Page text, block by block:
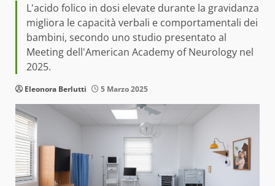
L'acido folico in dosi elevate durante la gravidanza
migliora le capacità verbali e comportamentali dei
bambini, secondo uno studio presentato al
Meeting dell'American Academy of Neurology nel
2025.
Eleonora Berlutti 5 Marzo 2025